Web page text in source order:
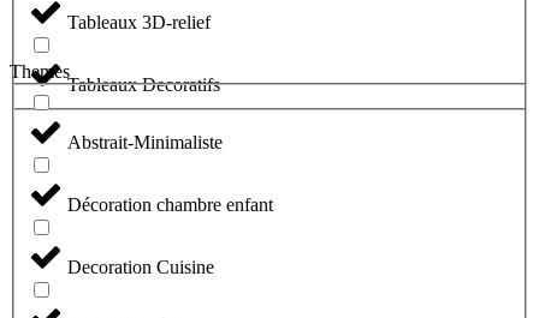
Tableaux 3D-relief
Tableaux Decoratifs
Themes
Abstrait-Minimaliste
Décoration chambre enfant
Decoration Cuisine